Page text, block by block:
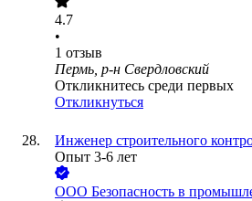
4.7
•
1 отзыв
Пермь, р-н Свердловский
Откликнитесь среди первых
Откликнуться
Инженер строительного
Опыт 3-6 лет
ООО Безопасность в